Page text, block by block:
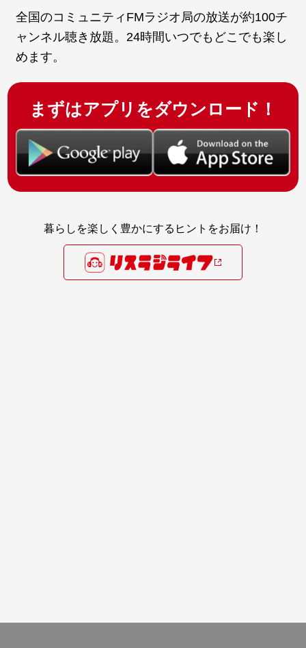
全国のコミュニティFMラジオ局の放送が約100チ
ャンネル聴き放題。24時間いつでもどこでも楽し
めます。
まずはアプリをダウンロード！
暮らしを楽しく豊かにするヒントをお届け！